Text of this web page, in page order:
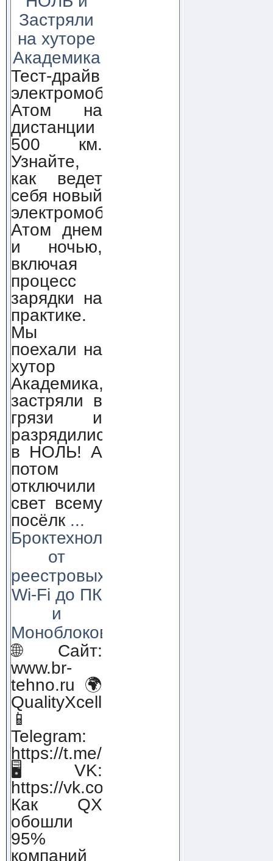
Застряли
на хуторе
Академика
Тест-драйв
электромобиля
Атом на
дистанции
500 км.
Узнайте,
как ведет
себя новый
электромобиль
Атом днем
и ночью,
включая
процесс
зарядки на
практике.
Мы
поехали на
хутор
Академика,
застряли в
грязи и
разрядились
в НОЛЬ! А
потом
отключили
свет всему
посёлк ...
Броктехнолоджи:
от
реестровых
Wi-Fi до ПК
и
Моноблоков!
🌐 Сайт:
www.br-
tehno.ru 🌍
QualityXcellence.ru
📱
Telegram:
https://t.me/qx_lab_IT
🖥 VK:
https://vk.com/qualityxcellenc
Как QX
обошли
95%
компаний